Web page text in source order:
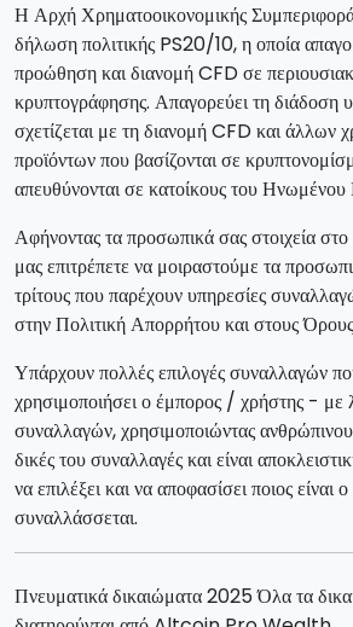
Η Αρχή Χρηματοοικονομικής
δήλωση πολιτικής PS20/10, η οποία
προώθηση και διανομή CFD σε
κρυπτογράφησης. Απαγορεύει τη διάδοση
σχετίζεται με τη διανομή CFD και άλλων
προϊόντων που βασίζονται σε
απευθύνονται σε κατοίκους του Ηνωμένου
Αφήνοντας τα προσωπικά σας στοιχεία στο
μας επιτρέπετε να μοιραστούμε τα
τρίτους που παρέχουν υπηρεσίες
στην Πολιτική Απορρήτου και στους
Υπάρχουν πολλές επιλογές συναλλαγών
χρησιμοποιήσει ο έμπορος / χρήστης - με
συναλλαγών, χρησιμοποιώντας
δικές του συναλλαγές και είναι
να επιλέξει και να αποφασίσει ποιος είναι
συναλλάσσεται.
Πνευματικά δικαιώματα 2025 Όλα τα